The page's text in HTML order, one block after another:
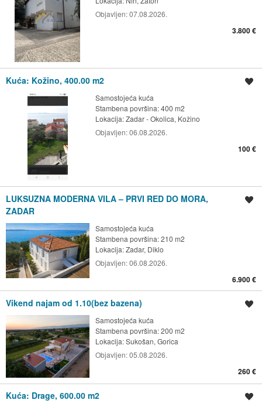
Objavljen:07.08.2026.
3.800 €
Kuća: Kožino, 400.00 m2
Samostojeća kuća
Stambena površina: 400 m2
Lokacija:Zadar - Okolica, Kožino
Objavljen:06.08.2026.
100 €
LUKSUZNA MODERNA VILA – PRVI RED DO MORA,
ZADAR
Samostojeća kuća
Stambena površina: 210 m2
Lokacija:Zadar, Diklo
Objavljen:06.08.2026.
6.900 €
Vikend najam od 1.10(bez bazena)
Samostojeća kuća
Stambena površina: 200 m2
Lokacija:Sukošan, Gorica
Objavljen:05.08.2026.
260 €
Kuća: Drage, 600.00 m2